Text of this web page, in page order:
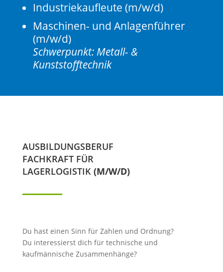
Industriekaufleute (m/w/d)
Maschinen- und Anlagenführer
(m/w/d)
Schwerpunkt: Metall- &
Kunststofftechnik
AUSBILDUNGSBERUF
FACHKRAFT FÜR
LAGERLOGISTIK (M/W/D)
Du hast einen Sinn für Zahlen und Ordnung?
Du interessierst dich für technische und
kaufmännische Zusammenhänge?